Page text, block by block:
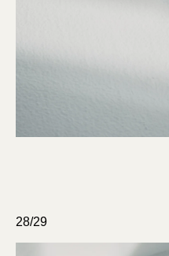
28/29